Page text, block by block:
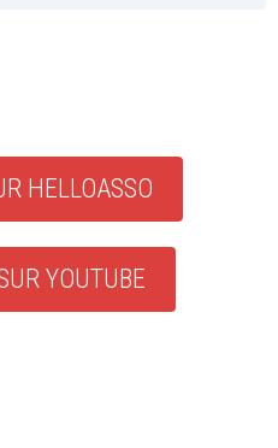
HELLOASSO
YOUTUBE